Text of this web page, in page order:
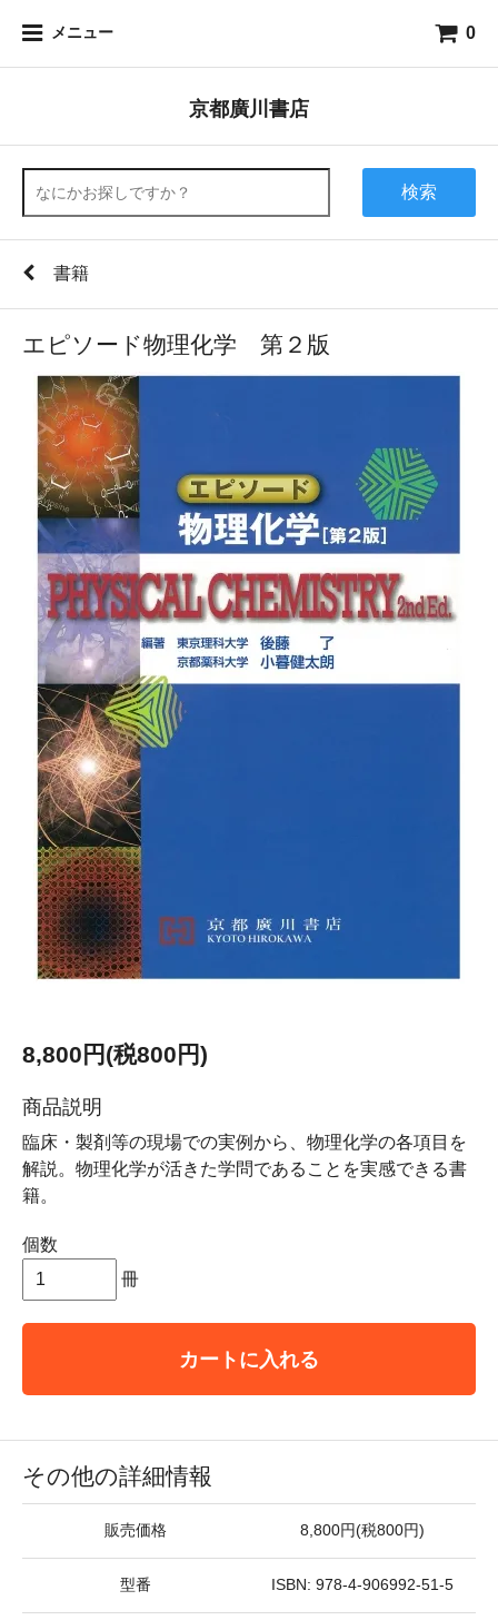
メニュー 0
京都廣川書店
検索
書籍
エピソード物理化学 第２版
8,800円(税800円)
商品説明
臨床・製剤等の現場での実例から、物理化学の各項目を
解説。物理化学が活きた学問であることを実感できる書
籍。
個数
冊
カートに入れる
その他の詳細情報
販売価格 8,800円(税800円)
型番 ISBN: 978-4-906992-51-5